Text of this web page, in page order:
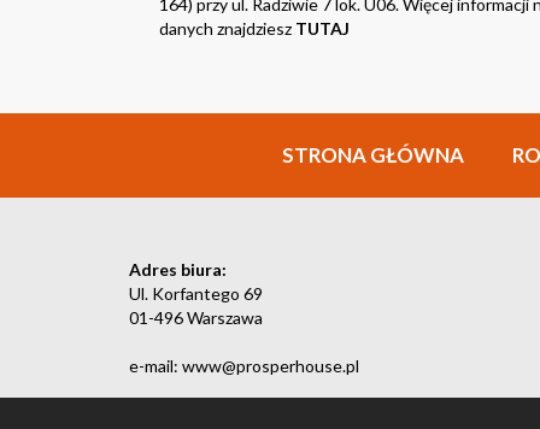
164) przy ul. Radziwie 7 lok. U06. Więcej
danych znajdziesz TUTAJ
STRONA GŁÓWNA
Adres biura:
Ul. Korfantego 69
01-496 Warszawa
e-mail: www@prosperhouse.pl